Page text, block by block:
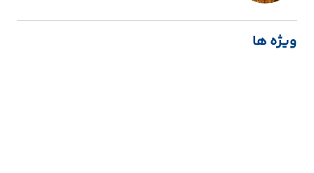
ویژه ها